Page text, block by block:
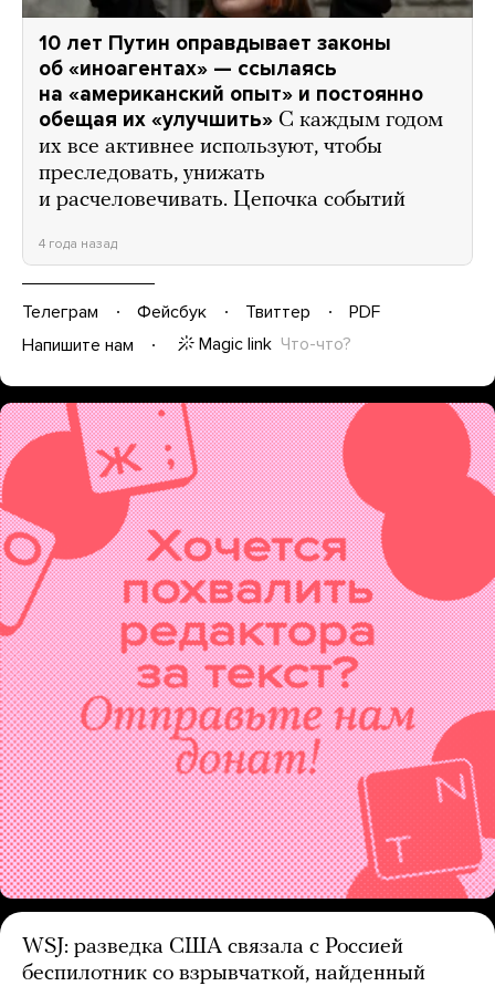
10 лет Путин оправдывает законы
об «иноагентах» — ссылаясь
на «американский опыт» и постоянно
обещая их «улучшить» С каждым годом
их все активнее используют, чтобы
преследовать, унижать
и расчеловечивать. Цепочка событий
4 года назад
Телеграм Фейсбук Твиттер
PDF
Напишите нам
Magic link Что-что?
WSJ: разведка США связала с Россией
беспилотник со взрывчаткой, найденный